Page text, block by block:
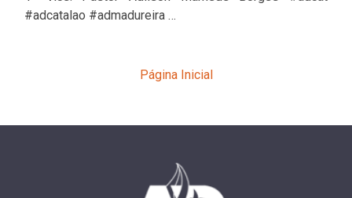
#adcatalao #admadureira …
Página Inicial